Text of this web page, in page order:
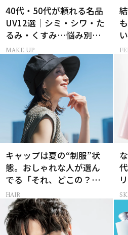
40代・50代が頼れる名品
UV12選｜シミ・シワ・た
るみ・くすみ…悩み別ベ
スコス受賞の日焼け止め
MAKE UP
キャップは夏の“制服”状
態。おしゃれな人が選ん
でる「それ、どこの？」
と聞かれる100％完全遮光
のUV帽子とは？
HAIR